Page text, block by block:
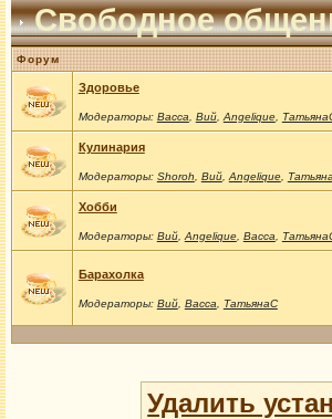
Свободное
Форум
Здоровье
Модераторы: Васса Вий, Angelique,
Кулинария
Модераторы: Shoroh Вий, Angelique,
Хобби
Модераторы: Вий, Angelique, Васса
Барахолка
Модераторы: Вий, Васса ТатьянаС
Удалить